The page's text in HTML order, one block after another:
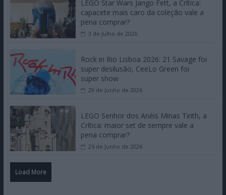
LEGO Star Wars Jango Fett, a Crítica:
capacete mais caro da coleção vale a
pena comprar?
3 de Julho de 2026
Rock in Rio Lisboa 2026: 21 Savage foi
super desilusão, CeeLo Green foi
super show
29 de Junho de 2026
LEGO Senhor dos Anéis Minas Tirith, a
Crítica: maior set de sempre vale a
pena comprar?
25 de Junho de 2026
Load More